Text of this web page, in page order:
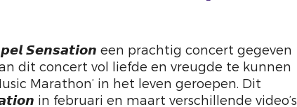
𝙎𝙚𝙣𝙨𝙖𝙩𝙞𝙤𝙣 een prachtig concert gegeven
dit concert vol liefde en vreugde te kunnen
Marathon’ in het leven geroepen. Dit
in februari en maart verschillende video’s